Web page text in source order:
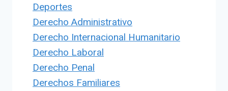
Deportes
Derecho Administrativo
Derecho Internacional Humanitario
Derecho Laboral
Derecho Penal
Derechos Familiares